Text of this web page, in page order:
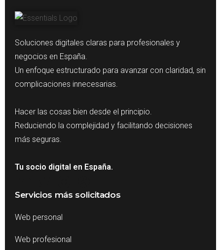
Soluciones digitales claras para profesionales y
negocios en España.
Un enfoque estructurado para avanzar con claridad, sin
complicaciones innecesarias.
Hacer las cosas bien desde el principio.
Reduciendo la complejidad y facilitando decisiones
más seguras.
Tu socio digital en España.
Servicios más solicitados
Web personal
Web profesional